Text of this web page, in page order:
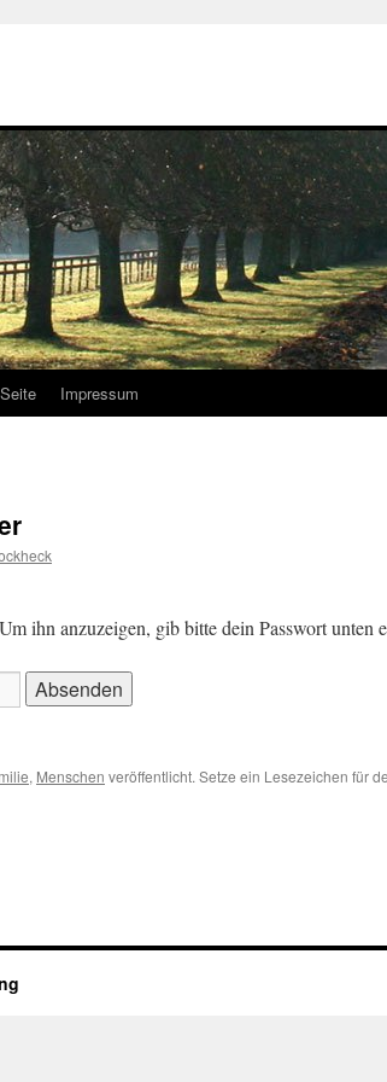
Impressum
ihn anzuzeigen, gib bitte dein Passwort unten
, Menschen veröffentlicht. Setze ein Lesezeichen für